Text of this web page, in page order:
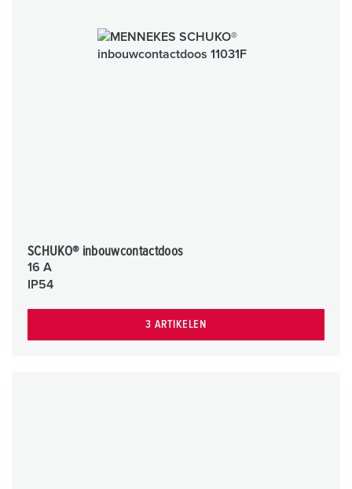
SCHUKO® inbouwcontactdoos
16 A
IP54
3 ARTIKELEN